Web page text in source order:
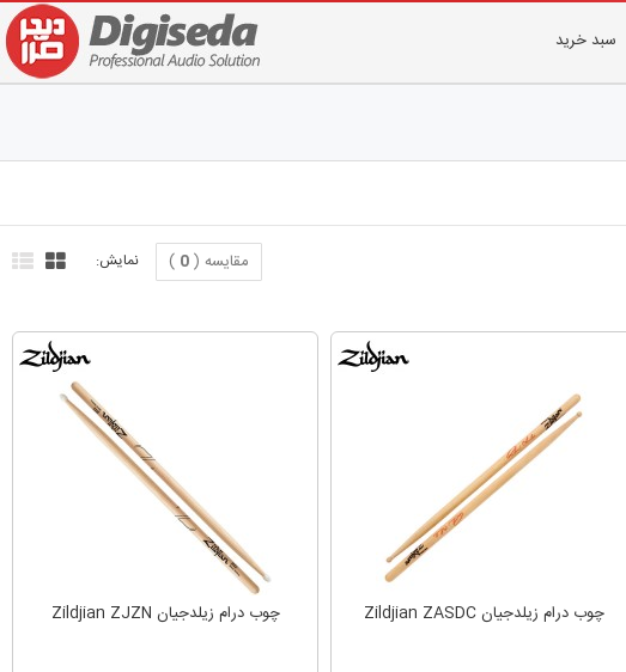
سبد خرید
نمایش: مقایسه (0
)
چوب درام زیلدجیان Zildjian ZASDC چوب درام زیلدجیان Zildjian ZJZN